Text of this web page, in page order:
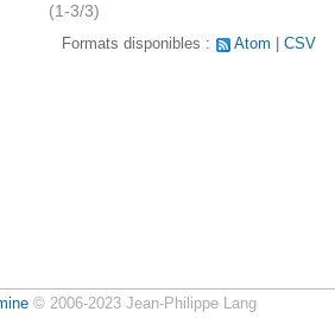
(1-3/3)
Formats disponibles : Atom CSV
© 2006-2023 Jean-Philippe Lang